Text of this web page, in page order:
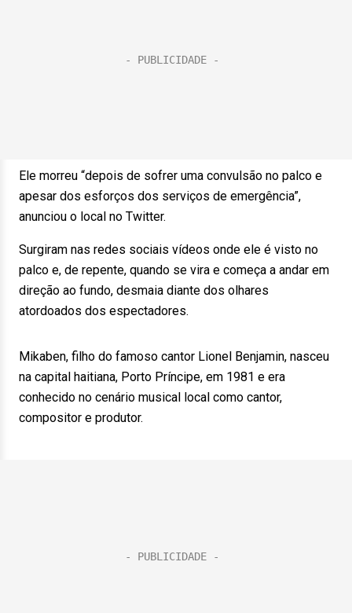
Ele morreu “depois de sofrer uma convulsão no palco e
apesar dos esforços dos serviços de emergência”,
anunciou o local no Twitter.
Surgiram nas redes sociais vídeos onde ele é visto no
palco e, de repente, quando se vira e começa a andar em
direção ao fundo, desmaia diante dos olhares
atordoados dos espectadores.
Mikaben, filho do famoso cantor Lionel Benjamin, nasceu
na capital haitiana, Porto Príncipe, em 1981 e era
conhecido no cenário musical local como cantor,
compositor e produtor.